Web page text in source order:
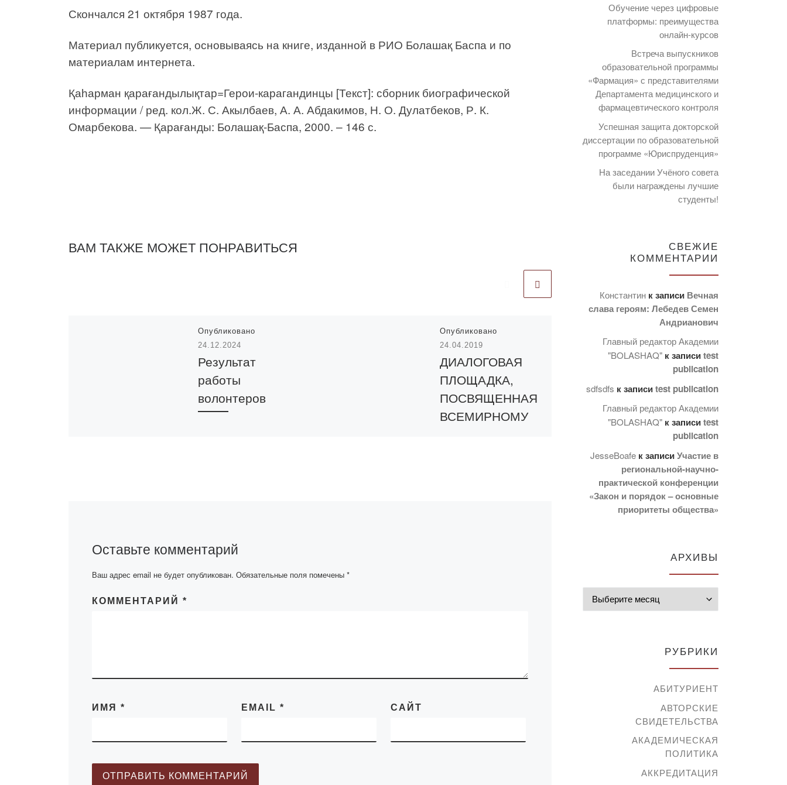
Скончался 21 октября 1987 года.
Материал публикуется, основываясь на книге, изданной в РИО Болашақ Баспа и по
материалам интернета.
Қаһарман қарағандылықтар=Герои-карагандинцы [Текст]: сборник биографической
информации / ред. кол.Ж. С. Акылбаев, А. А. Абдакимов, Н. О. Дулатбеков, Р. К.
Омарбекова. — Қарағанды: Болашақ-Баспа, 2000. – 146 с.
ВАМ ТАКЖЕ МОЖЕТ ПОНРАВИТЬСЯ
Опубликовано
24.12.2024
Результат
работы
волонтеров
котором спикеры-
программный помощник
волонтерской […]
Опубликовано
24.04.2019
​ДИАЛОГОВАЯ
ПЛОЩАДКА,
ПОСВЯЩЕННАЯ
ВСЕМИРНОМУ
26.04.2025
Акция «Чистая
общежитии
Академии
«Bolashaq»
📅 С 21 по 25 апреля
Студенческий совет,
созданный при
организации
в общежитии «Неделю
Оставьте комментарий
Ваш адрес email не будет опубликован. Обязательные поля помечены *
КОММЕНТАРИЙ *
ИМЯ * EMAIL * САЙТ
Обучение через цифровые
платформы: преимущества
онлайн-курсов
Встреча выпускников
образовательной программы
«Фармация» с представителями
Департамента медицинского и
фармацевтического контроля
Успешная защита докторской
диссертации по образовательной
программе «Юриспруденция»
На заседании Учёного совета
были награждены лучшие
студенты!
СВЕЖИЕ
КОММЕНТАРИИ
Константин к записи Вечная
слава героям: Лебедев Семен
Андрианович
Главный редактор Академии
"BOLASHAQ" к записиtest
publication
sdfsdfs к записиtest publication
Главный редактор Академии
"BOLASHAQ" к записиtest
publication
JesseBoafe к записиУчастие в
региональной-научно-
практической конференции
«Закон и порядок – основные
приоритеты общества»
АРХИВЫ
РУБРИКИ
АБИТУРИЕНТ
АВТОРСКИЕ
СВИДЕТЕЛЬСТВА
АКАДЕМИЧЕСКАЯ
ПОЛИТИКА
АККРЕДИТАЦИЯ